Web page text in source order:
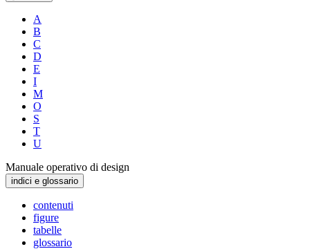
A
B
C
D
E
I
M
O
S
T
U
Manuale operativo di design
indici e glossario
contenuti
figure
tabelle
glossario